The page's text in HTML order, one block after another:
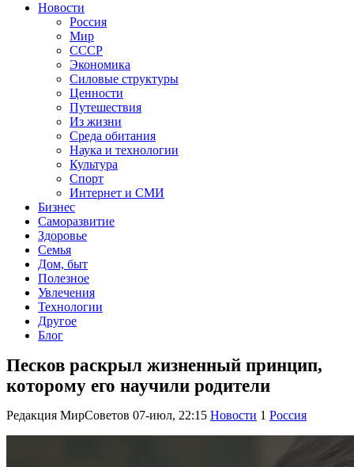
Новости
Россия
Мир
СССР
Экономика
Силовые структуры
Ценности
Путешествия
Из жизни
Среда обитания
Наука и технологии
Культура
Спорт
Интернет и СМИ
Бизнес
Саморазвитие
Здоровье
Семья
Дом, быт
Полезное
Увлечения
Технологии
Другое
Блог
Песков раскрыл жизненный принцип,
которому его научили родители
Редакция МирСоветов 07-июл, 22:15 Новости 1 Россия